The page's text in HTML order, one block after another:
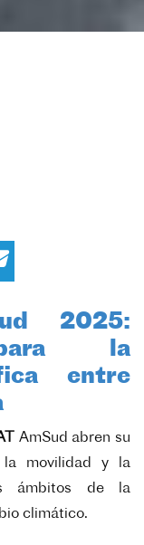
2025:
para la
entre
AmSud abren su
la movilidad y la
ámbitos de la
climático.